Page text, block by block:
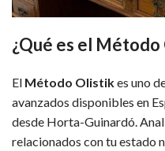
¿Qué es el Método
El Método Olistikes uno
avanzados disponibles en
desde Horta-Guinardó.
relacionados con tu estado